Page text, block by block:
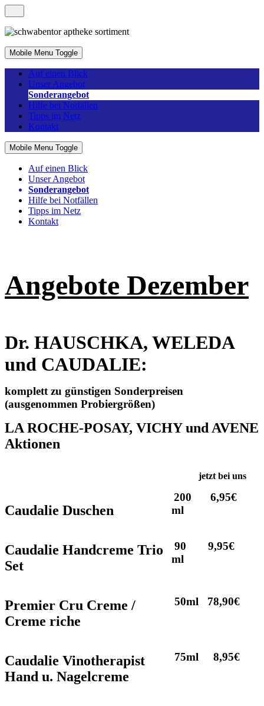
Mobile Menu Toggle
Auf einen Blick
Unser Angebot
Sonderangebot
Hilfe bei Notfällen
Tipps im Netz
Kontakt
Mobile Menu Toggle
Auf einen Blick
Unser Angebot
Sonderangebot
Hilfe bei Notfällen
Tipps im Netz
Kontakt
Angebote Dezember
Dr. HAUSCHKA, WELEDA
und CAUDALIE:
komplett zu günstigen Sonderpreisen
(ausgenommen Probiergrößen)
LA ROCHE-POSAY, VICHY und AVENE
Aktionen
jetzt bei uns
Caudalie Duschen
200
ml
6,95€
Caudalie Handcreme Trio
Set
90
ml
9,95€
Premier Cru Creme /
Creme riche
50ml 78,90€
Caudalie Vinotherapist
Hand u. Nagelcreme
75ml 8,95€